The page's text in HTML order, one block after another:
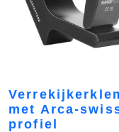
met Arca-
profiel